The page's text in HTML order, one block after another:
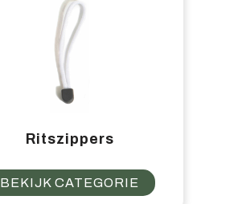
Ritszippers
BEKIJK CATEGORIE